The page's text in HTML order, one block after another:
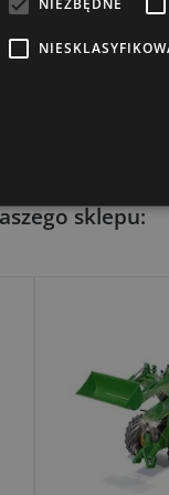
i wewnątrz
(Adaptive
dla
się:
sklepu: